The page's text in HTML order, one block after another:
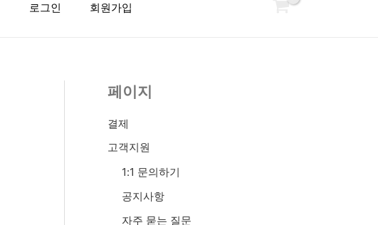
로그인 회원가입
페이지
결제
고객지원
1:1 문의하기
공지사항
자주 묻는 질문